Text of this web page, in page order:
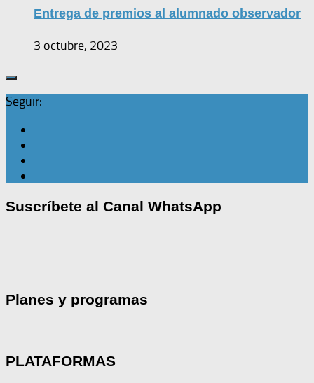
Entrega de premios al alumnado observador
3 octubre, 2023
Seguir:
Suscríbete al Canal WhatsApp
Planes y programas
PLATAFORMAS